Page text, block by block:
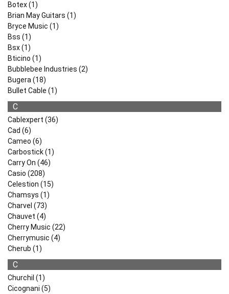
Botex (1)
Brian May Guitars (1)
Bryce Music (1)
Bss (1)
Bsx (1)
Bticino (1)
Bubblebee Industries (2)
Bugera (18)
Bullet Cable (1)
C
Cablexpert (36)
Cad (6)
Cameo (6)
Carbostick (1)
Carry On (46)
Casio (208)
Celestion (15)
Chamsys (1)
Charvel (73)
Chauvet (4)
Cherry Music (22)
Cherrymusic (4)
Cherub (1)
C
Churchil (1)
Cicognani (5)